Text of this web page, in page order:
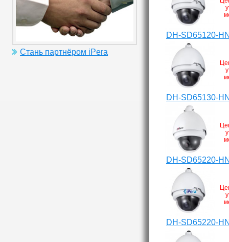
Стань партнёром iPera
DH-SD65120-
DH-SD65130-
DH-SD65220-
DH-SD65220-